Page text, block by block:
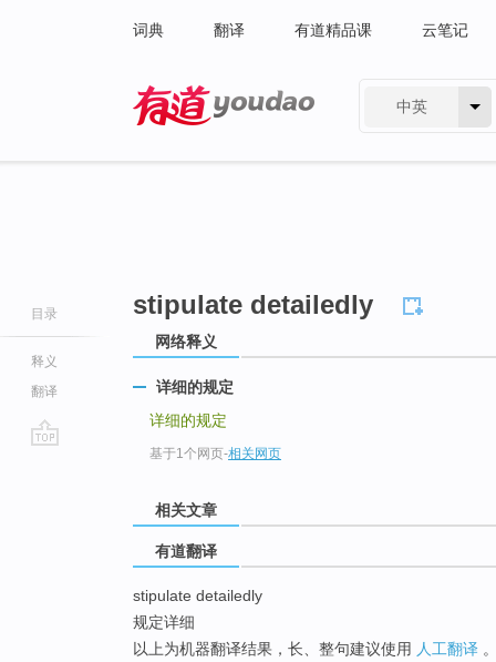
词典 翻译 有道精品课 云笔记
中英
目录
释义
翻译
stipulate detailedly
网络释义
详细的规定
详细的规定
基于1个网页-相关网页
相关文章
有道翻译
stipulate detailedly
规定详细
以上为机器翻译结果，长、整句建议使用 人工翻译